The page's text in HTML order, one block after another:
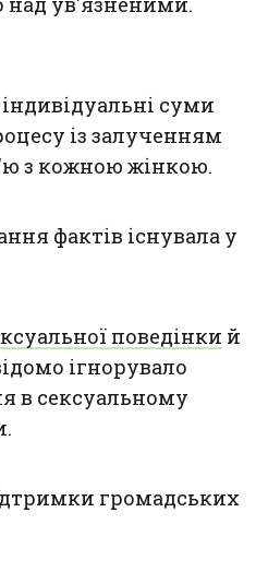
суми
із залученням
з кожною жінкою.
фактів існувала у
поведінки й
ігнорувало
в сексуальному
громадських